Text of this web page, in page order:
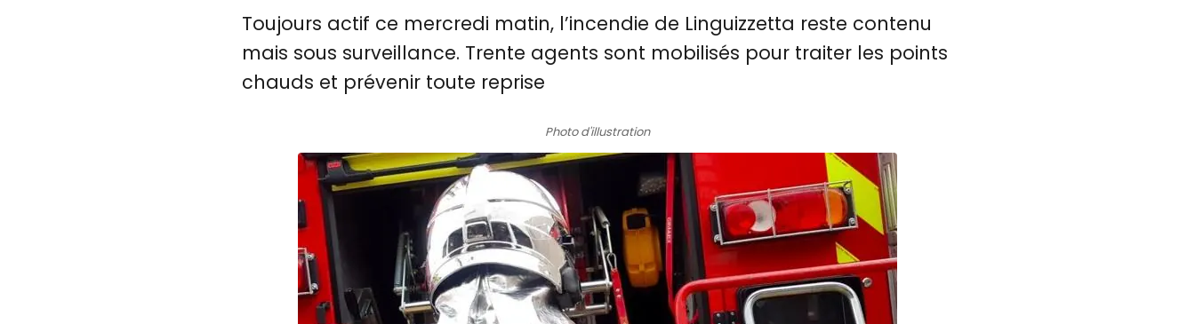
Toujours actif ce mercredi matin, l’incendie de Linguizzetta reste contenu
mais sous surveillance. Trente agents sont mobilisés pour traiter les points
chauds et prévenir toute reprise
Photo d'illustration